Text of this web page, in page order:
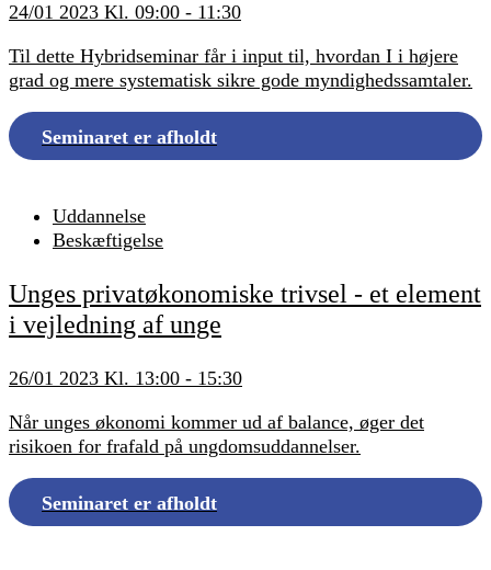
24/01 2023 Kl. 09:00 - 11:30
Til dette Hybridseminar får i input til, hvordan I i højere
grad og mere systematisk sikre gode myndighedssamtaler.
Seminaret er afholdt
Uddannelse
Beskæftigelse
Unges privatøkonomiske trivsel - et element
i vejledning af unge
26/01 2023 Kl. 13:00 - 15:30
Når unges økonomi kommer ud af balance, øger det
risikoen for frafald på ungdomsuddannelser.
Seminaret er afholdt